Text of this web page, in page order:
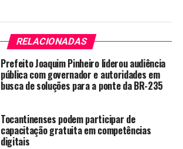
RELACIONADAS
Prefeito Joaquim Pinheiro liderou audiência
pública com governador e autoridades em
busca de soluções para a ponte da BR-235
Tocantinenses podem participar de
capacitação gratuita em competências
digitais